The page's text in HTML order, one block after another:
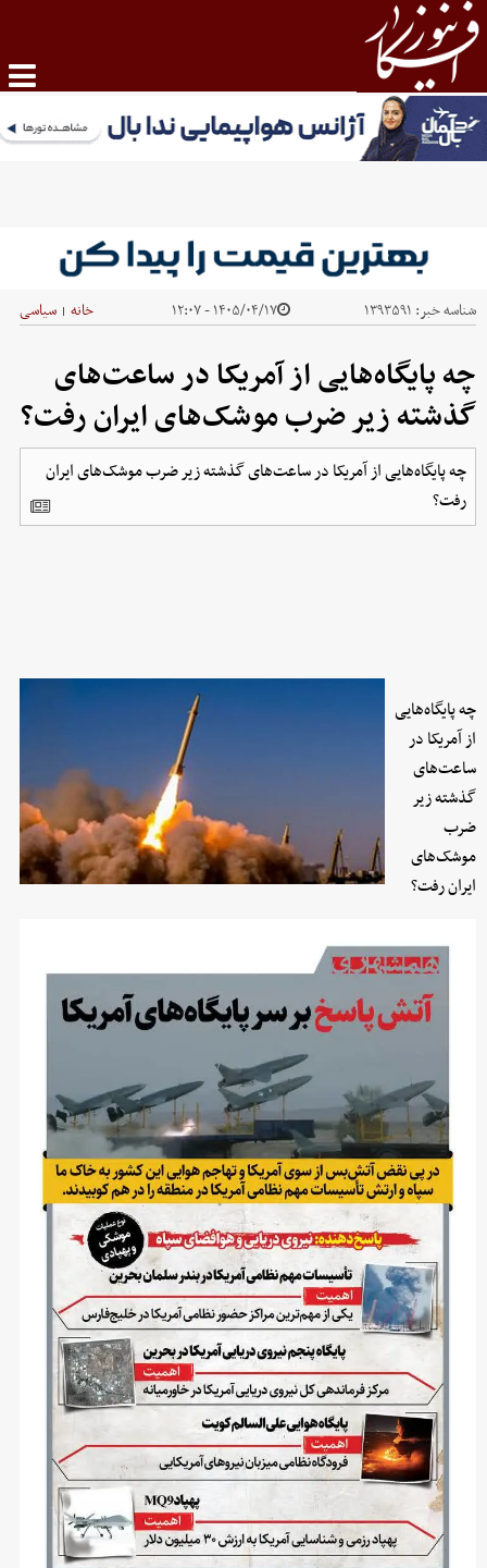
شناسه خبر: ۱۳۹۳۵۹۱ ۱۴۰۵/۰۴/۱۷ - ۱۲:۰۷ خانه | سیاسی
چه پایگاه‌هایی از آمریکا در ساعت‌های
گذشته زیر ضرب موشک‌های ایران رفت؟
چه پایگاه‌هایی از آمریکا در ساعت‌های گذشته زیر ضرب موشک‌های ایران
رفت؟
چه پایگاه‌هایی
از آمریکا در
ساعت‌های
گذشته زیر
ضرب
موشک‌های
ایران رفت؟